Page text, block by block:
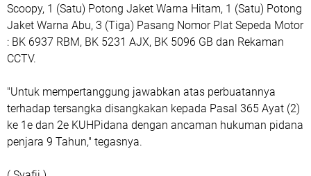
Scoopy, 1 (Satu) Potong Jaket Warna Hitam, 1 (Satu) Potong
Jaket Warna Abu, 3 (Tiga) Pasang Nomor Plat Sepeda Motor
: BK 6937 RBM, BK 5231 AJX, BK 5096 GB dan Rekaman
CCTV.
"Untuk mempertanggung jawabkan atas perbuatannya
terhadap tersangka disangkakan kepada Pasal 365 Ayat (2)
ke 1e dan 2e KUHPidana dengan ancaman hukuman pidana
penjara 9 Tahun," tegasnya.